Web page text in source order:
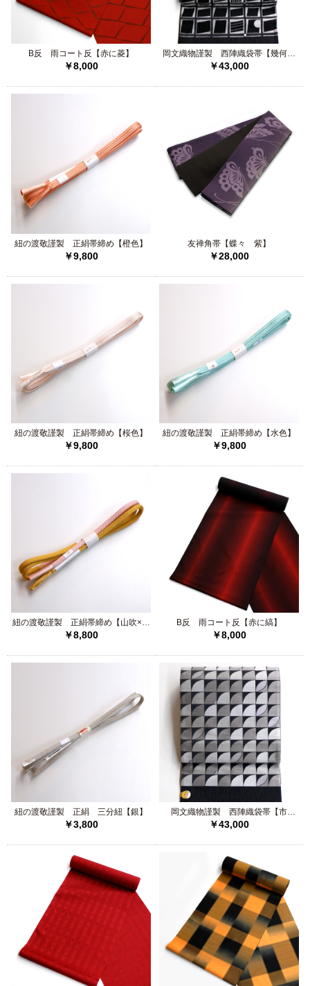
中国工藝美術大師 王 金山 八寸帯【雲】
2025/11/20
中国工藝美術大師 王 金山 八寸帯【短冊】
渡敬の帯締め帯揚げ
都謹製 本場筑前博多織 西陣織袋帯【蜀江華
文】
B反 雨コート反【赤に菱】
￥8,000
岡文織物謹製 西陣織袋帯【幾何学
模様】
￥43,000
紐の渡敬謹製 正絹帯締め【橙色】
￥9,800
友禅角帯【蝶々 紫】
￥28,000
紐の渡敬謹製 正絹帯締め【桜色】
￥9,800
紐の渡敬謹製 正絹帯締め【水色】
￥9,800
紐の渡敬謹製 正絹帯締め【山吹×ピ
ンク】
￥8,800
B反 雨コート反【赤に縞】
￥8,000
紐の渡敬謹製 正絹 三分紐【銀】
￥3,800
岡文織物謹製 西陣織袋帯【市
松】
￥43,000